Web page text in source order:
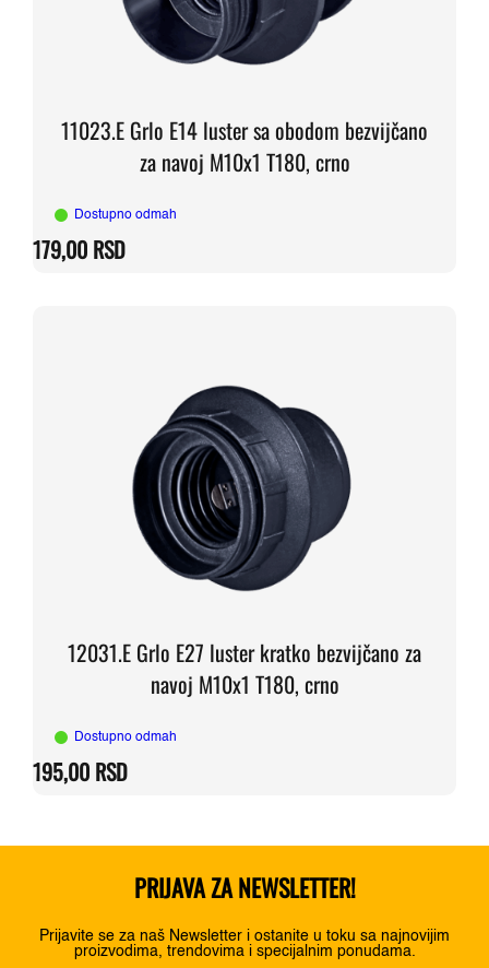
11023.E Grlo E14 luster sa obodom bezvijčano
za navoj M10x1 T180, crno
Dostupno odmah
179,00 RSD
12031.E Grlo E27 luster kratko bezvijčano za
navoj M10x1 T180, crno
Dostupno odmah
195,00 RSD
PRIJAVA ZA NEWSLETTER!
Prijavite se za naš Newsletter i ostanite u toku sa najnovijim
proizvodima, trendovima i specijalnim ponudama.